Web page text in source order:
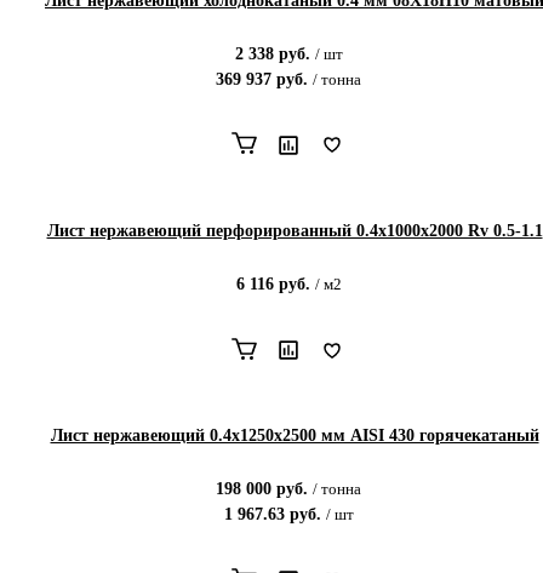
2 338руб. / шт
369 937 руб. / тонна
Лист нержавеющий перфорированный 0.4х1000х2000 Rv 0.5-1.1
6 116руб. / м2
Лист нержавеющий 0.4х1250х2500 мм AISI 430 горячекатаный
198 000 руб. / тонна
1 967.63руб. / шт